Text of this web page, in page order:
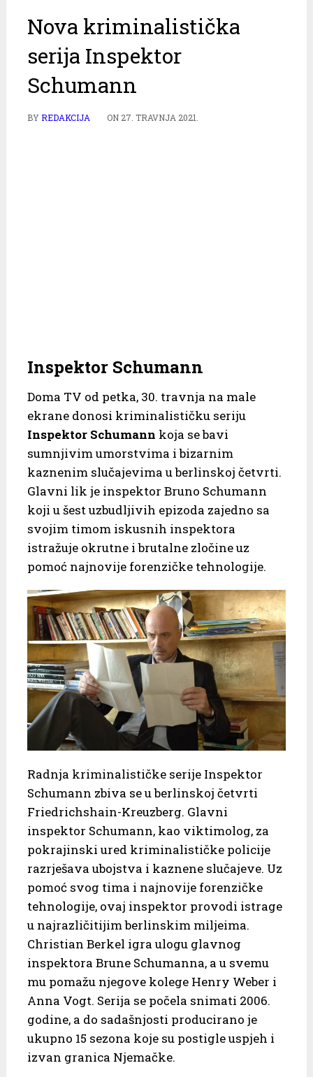
Nova kriminalistička
serija Inspektor
Schumann
BYREDAKCIJA ON 27. TRAVNJA 2021.
Inspektor Schumann
Doma TV od petka, 30. travnja na male
ekrane donosi kriminalističku seriju
Inspektor Schumann koja se bavi
sumnjivim umorstvima i bizarnim
kaznenim slučajevima u berlinskoj četvrti.
Glavni lik je inspektor Bruno Schumann
koji u šest uzbudljivih epizoda zajedno sa
svojim timom iskusnih inspektora
istražuje okrutne i brutalne zločine uz
pomoć najnovije forenzičke tehnologije.
Radnja kriminalističke serije Inspektor
Schumann zbiva se u berlinskoj četvrti
Friedrichshain-Kreuzberg. Glavni
inspektor Schumann, kao viktimolog, za
pokrajinski ured kriminalističke policije
razrješava ubojstva i kaznene slučajeve. Uz
pomoć svog tima i najnovije forenzičke
tehnologije, ovaj inspektor provodi istrage
u najrazličitijim berlinskim miljeima.
Christian Berkel igra ulogu glavnog
inspektora Brune Schumanna, a u svemu
mu pomažu njegove kolege Henry Weber i
Anna Vogt. Serija se počela snimati 2006.
godine, a do sadašnjosti producirano je
ukupno 15 sezona koje su postigle uspjeh i
izvan granica Njemačke.